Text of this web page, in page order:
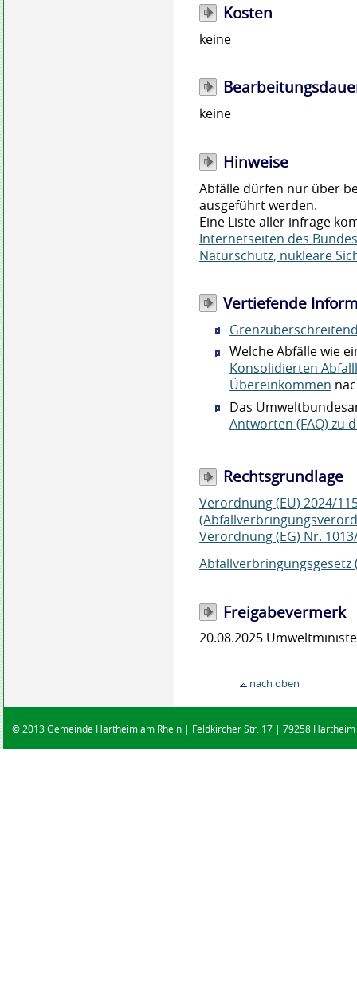
Kosten
keine
keine
Hinweise
Abfälle dürfen nur über
ausgeführt werden.
Eine Liste aller infrage
Internetseiten des
Naturschutz, nukleare
Vertiefende
Welche Abfälle wie
Konsolidierten
Übereinkommen
Das
Antworten (FAQ) zu
Rechtsgrundlage
Verordnung (EU) 2024/
Verordnung (EG) Nr.
Abfallverbringungsgesetz
Freigabevermerk
20.08.2025
nach oben
© 2013 Gemeinde Hartheim am Rhein | Feldkircher Str. 17 | 79258